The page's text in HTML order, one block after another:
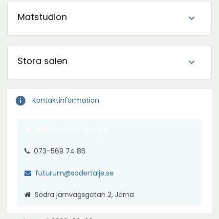
Matstudion expand_more
Stora salen expand_more
info Kontaktinformation
073–569 74 86
futurum@sodertalje.se
Södra järnvägsgatan 2, Järna